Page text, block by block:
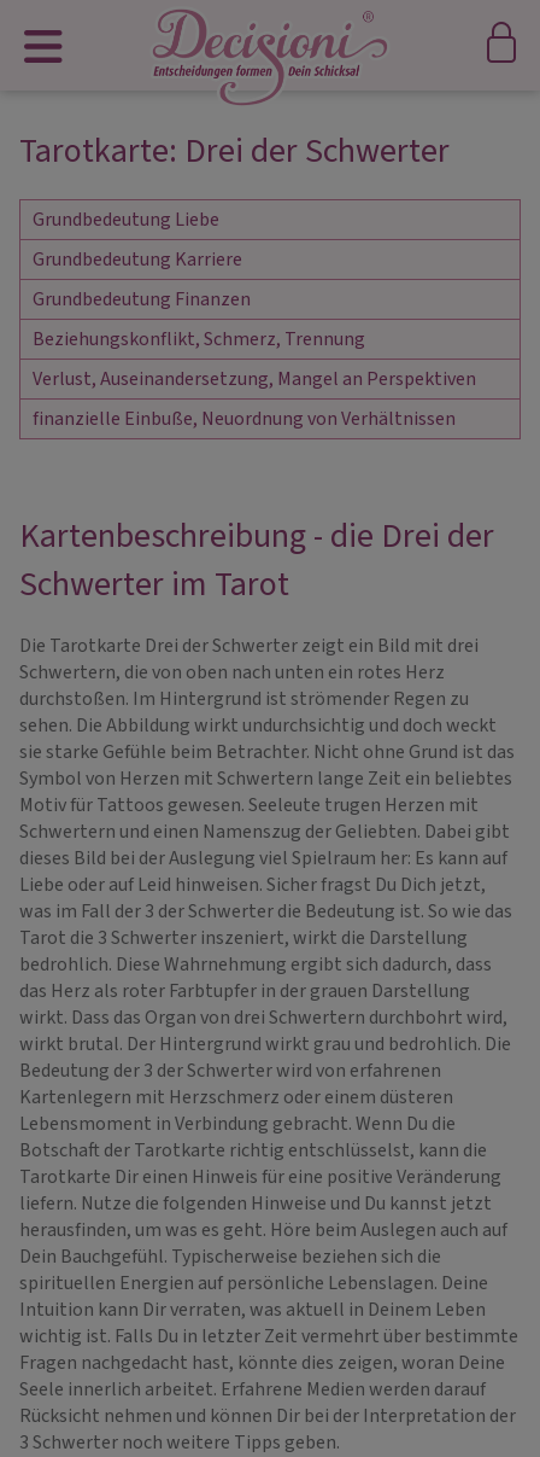
Tarotkarte: Drei der Schwerter
Grundbedeutung Liebe
Grundbedeutung Karriere
Grundbedeutung Finanzen
Beziehungskonflikt, Schmerz, Trennung
Verlust, Auseinandersetzung, Mangel an Perspektiven
finanzielle Einbuße, Neuordnung von Verhältnissen
Kartenbeschreibung - die Drei der
Schwerter im Tarot
Die Tarotkarte Drei der Schwerter zeigt ein Bild mit drei
Schwertern, die von oben nach unten ein rotes Herz
durchstoßen. Im Hintergrund ist strömender Regen zu
sehen. Die Abbildung wirkt undurchsichtig und doch weckt
sie starke Gefühle beim Betrachter. Nicht ohne Grund ist das
Symbol von Herzen mit Schwertern lange Zeit ein beliebtes
Motiv für Tattoos gewesen. Seeleute trugen Herzen mit
Schwertern und einen Namenszug der Geliebten. Dabei gibt
dieses Bild bei der Auslegung viel Spielraum her: Es kann auf
Liebe oder auf Leid hinweisen. Sicher fragst Du Dich jetzt,
was im Fall der 3 der Schwerter die Bedeutung ist. So wie das
Tarot die 3 Schwerter inszeniert, wirkt die Darstellung
bedrohlich. Diese Wahrnehmung ergibt sich dadurch, dass
das Herz als roter Farbtupfer in der grauen Darstellung
wirkt. Dass das Organ von drei Schwertern durchbohrt wird,
wirkt brutal. Der Hintergrund wirkt grau und bedrohlich. Die
Bedeutung der 3 der Schwerter wird von erfahrenen
Kartenlegern mit Herzschmerz oder einem düsteren
Lebensmoment in Verbindung gebracht. Wenn Du die
Botschaft der Tarotkarte richtig entschlüsselst, kann die
Tarotkarte Dir einen Hinweis für eine positive Veränderung
liefern. Nutze die folgenden Hinweise und Du kannst jetzt
herausfinden, um was es geht. Höre beim Auslegen auch auf
Dein Bauchgefühl. Typischerweise beziehen sich die
spirituellen Energien auf persönliche Lebenslagen. Deine
Intuition kann Dir verraten, was aktuell in Deinem Leben
wichtig ist. Falls Du in letzter Zeit vermehrt über bestimmte
Fragen nachgedacht hast, könnte dies zeigen, woran Deine
Seele innerlich arbeitet. Erfahrene Medien werden darauf
Rücksicht nehmen und können Dir bei der Interpretation der
3 Schwerter noch weitere Tipps geben.